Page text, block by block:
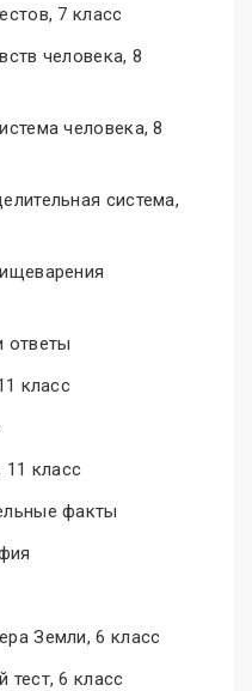
7 класс
человека, 8
человека, 8
система,
ответы
класс
11 класс
факты
Земли, 6 класс
тест, 6 класс